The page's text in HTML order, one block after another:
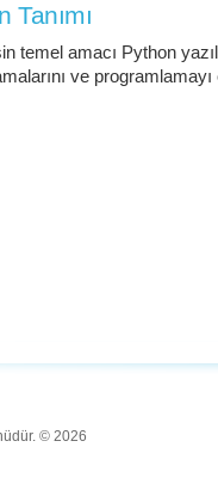
Tanımı
temel amacı Python
ve
© 2026